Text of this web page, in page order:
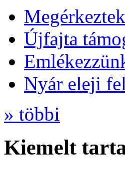
Újfajta
Nyár eleji
» többi
Kiemelt